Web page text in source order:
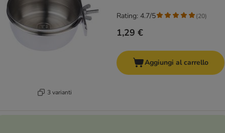
3 varianti
1,29 €
Rating: 4.7/5 (20)
Aggiungi al carrello